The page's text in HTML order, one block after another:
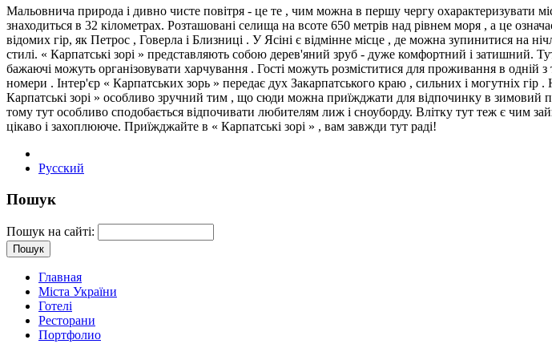
Мальовнича природа і дивно чисте повітря - це те , чим можна в першу чергу охарактеризувати
знаходиться в 32 кілометрах. Розташовані селища на всоте 650 метрів над рівнем моря , а це
відомих гір, як Петрос , Говерла і Близниці . У Ясіні є відмінне місце , де можна зупинитися на
стилі. « Карпатські зорі » представляють собою дерев'яний зруб - дуже комфортний і затишний.
бажаючі можуть організовувати харчування . Гості можуть розміститися для проживання в
номери . Інтер'єр « Карпатських зорь » передає дух Закарпатського краю , сильних і могутніх
Карпатські зорі » особливо зручний тим , що сюди можна приїжджати для відпочинку в зимовий
тому тут особливо сподобається відпочивати любителям лиж і сноуборду. Влітку тут теж є чим
цікаво і захоплююче. Приїжджайте в « Карпатські зорі » , вам завжди тут раді!
Русский
Пошук
Пошук на сайті:
Главная
Міста України
Готелі
Ресторани
Портфолио